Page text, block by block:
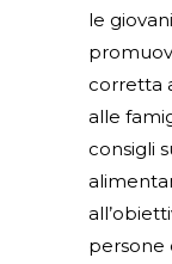
le
corretta
alle
consigli
persone